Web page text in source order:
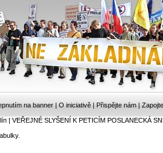
na banner | O iniciativě | Přispějte nám |
|VEŘEJNÉ SLYŠENÍ K PETICÍM POSLANECKÁ